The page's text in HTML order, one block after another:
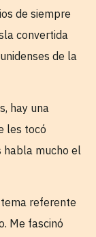
de siempre
convertida
de la
hay una
les tocó
habla mucho el
tema referente
Me fascinó